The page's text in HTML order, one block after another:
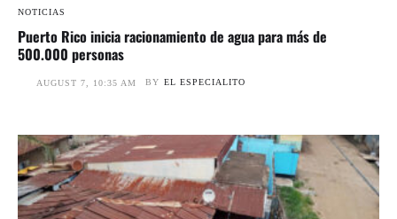
NOTICIAS
Puerto Rico inicia racionamiento de agua para más de
500.000 personas
AUGUST 7, 10:35 AM BY EL ESPECIALITO